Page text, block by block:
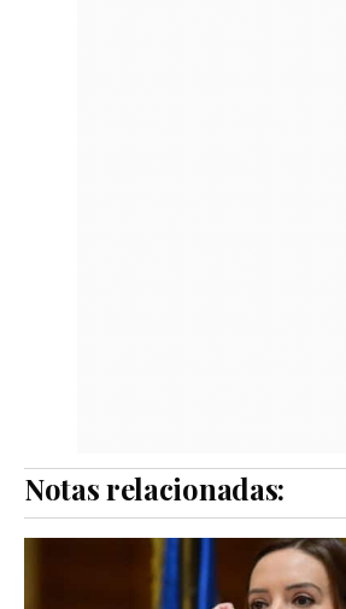
Notas relacionadas: